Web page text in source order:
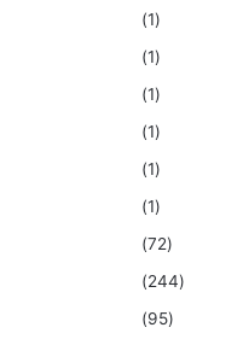
(1)
(1)
(1)
(1)
(1)
(1)
(72)
(244)
(95)